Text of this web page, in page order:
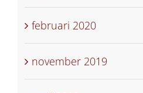
februari 2020
november 2019